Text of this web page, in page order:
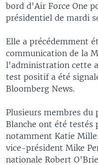
bord d'Air Force One
présidentiel de mardi
Elle a précédemment
communication de la
l'administration cette
test positif a été
Bloomberg News.
Plusieurs membres du
Blanche ont été testés
notamment Katie
vice-président Mike
nationale Robert